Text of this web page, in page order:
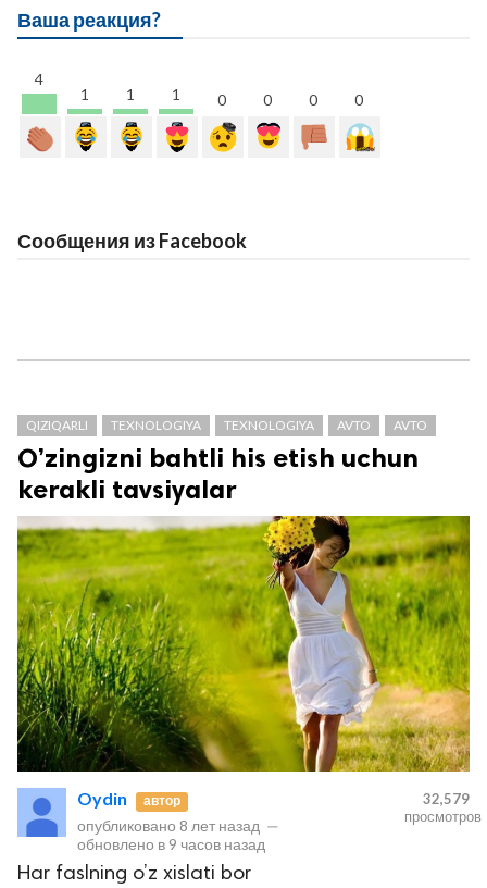
Ваша реакция?
4
1
1 1 0 0 0 0
Сообщения из Facebook
QIZIQARLI TEXNOLOGIYA TEXNOLOGIYA AVTO AVTO
O’zingizni bahtli his etish uchun
kerakli tavsiyalar
Oydin автор
опубликовано 8 лет назад —
обновлено в 9 часов назад
32,579
просмотров
Har faslning o’z xislati bor